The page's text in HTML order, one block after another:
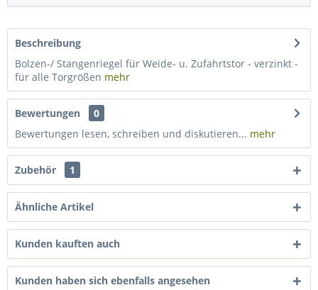
Beschreibung
Bolzen-/ Stangenriegel für Weide- u. Zufahrtstor - verzinkt -
für alle Torgrößen mehr
Bewertungen
0
Bewertungen lesen, schreiben und diskutieren... mehr
Zubehör 1
Ähnliche Artikel
Kunden kauften auch
Kunden haben sich ebenfalls angesehen